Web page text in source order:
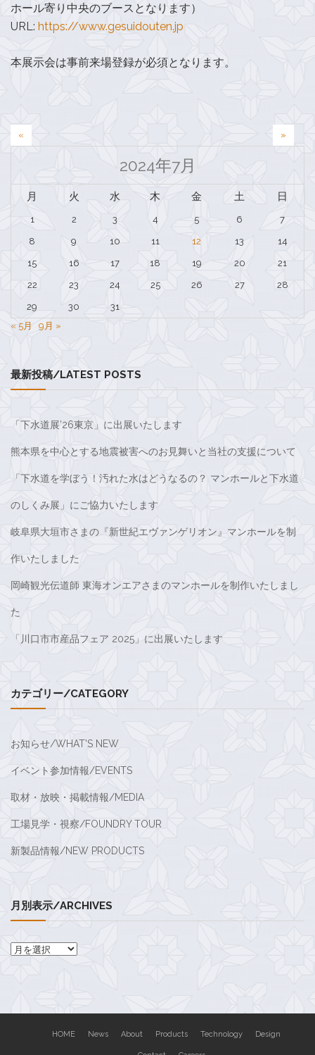
ホール寄り中央のブースとなります）
URL: https://www.gesuidouten.jp
本展示会は事前来場登録が必須となります。
投
ナ
ビ
ョ
ン
« »
2024年7月
月 火 水 木 金 土 日
1 2 3 4 5 6 7
8 9 10 11 12 13 14
15 16 17 18 19 20 21
22 23 24 25 26 27 28
29 30
31
« 5月
9月 »
最新投稿/LATEST POSTS
「下水道展’26東京」に出展いたします
熊本県を中心とする地震被害へのお見舞いと当社の支援について
「下水道を学ぼう！汚れた水はどうなるの？ マンホールと下水道
のしくみ展」にご協力いたします
岐阜県大垣市さまの『新世紀エヴァンゲリオン』マンホールを制
作いたしました
岡崎観光伝道師 東海オンエアさまのマンホールを制作いたしまし
た
「川口市市産品フェア 2025」に出展いたします
カテゴリー/CATEGORY
お知らせ/WHAT'S NEW
イベント参加情報/EVENTS
取材・放映・掲載情報/MEDIA
工場見学・視察/FOUNDRY TOUR
新製品情報/NEW PRODUCTS
月別表示/ARCHIVES
月
HOME News About Products Technology Design